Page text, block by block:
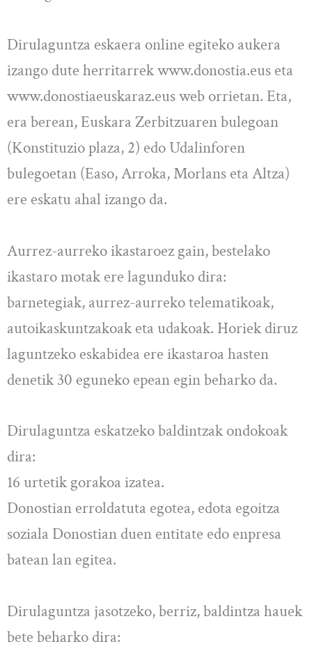
Dirulaguntza eskaera online egiteko aukera
izango dute herritarrek www.donostia.eus eta
www.donostiaeuskaraz.eus web orrietan. Eta,
era berean, Euskara Zerbitzuaren bulegoan
(Konstituzio plaza, 2) edo Udalinforen
bulegoetan (Easo, Arroka, Morlans eta Altza)
ere eskatu ahal izango da.
Aurrez-aurreko ikastaroez gain, bestelako
ikastaro motak ere lagunduko dira:
barnetegiak, aurrez-aurreko telematikoak,
autoikaskuntzakoak eta udakoak. Horiek diruz
laguntzeko eskabidea ere ikastaroa hasten
denetik 30 eguneko epean egin beharko da.
Dirulaguntza eskatzeko baldintzak ondokoak
dira:
16 urtetik gorakoa izatea.
Donostian erroldatuta egotea, edota egoitza
soziala Donostian duen entitate edo enpresa
batean lan egitea.
Dirulaguntza jasotzeko, berriz, baldintza hauek
bete beharko dira: